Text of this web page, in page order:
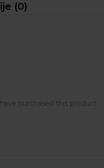
(0)
purchased this product